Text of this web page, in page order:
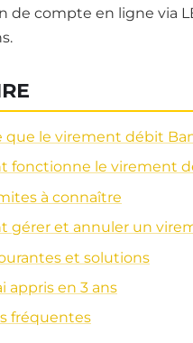
de compte en ligne via
que le virement débit
fonctionne le virement
à connaître
gérer et annuler un
et solutions
appris en 3 ans
fréquentes